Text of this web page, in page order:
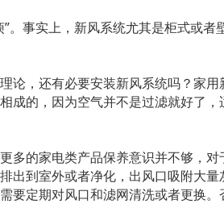
。事实上，新风系统尤其是柜式或
论，还有必要安装新风系统吗？家
成的，因为空气并不是过滤就好了
多的家电类产品保养意识并不够，
出到室外或者净化，出风口吸附大
定期对风口和滤网清洗或者更换。